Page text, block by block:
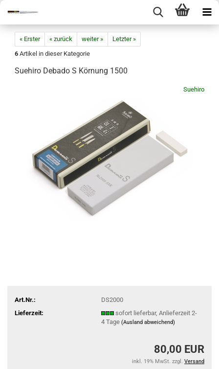
« Erster « zurück weiter »
Letzter »
6 Artikel in dieser Kategorie
Suehiro Debado S Körnung 1500
Suehiro
Art.Nr.:
DS2000
Lieferzeit:
sofort lieferbar, Anlieferzeit 2-
4 Tage (Ausland abweichend)
80,00 EUR
inkl. 19% MwSt. zzgl. Versand